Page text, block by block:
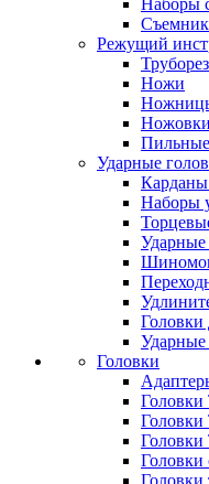
Наборы
Режущий
Ножи
Ножовки
Ударные
Наборы
Ударные
Головки
Головки
Головки
Головки
Головки
Головки